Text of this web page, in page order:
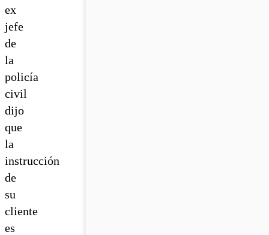
ex
jefe
de
la
policía
civil
dijo
que
la
instrucción
de
su
cliente
es